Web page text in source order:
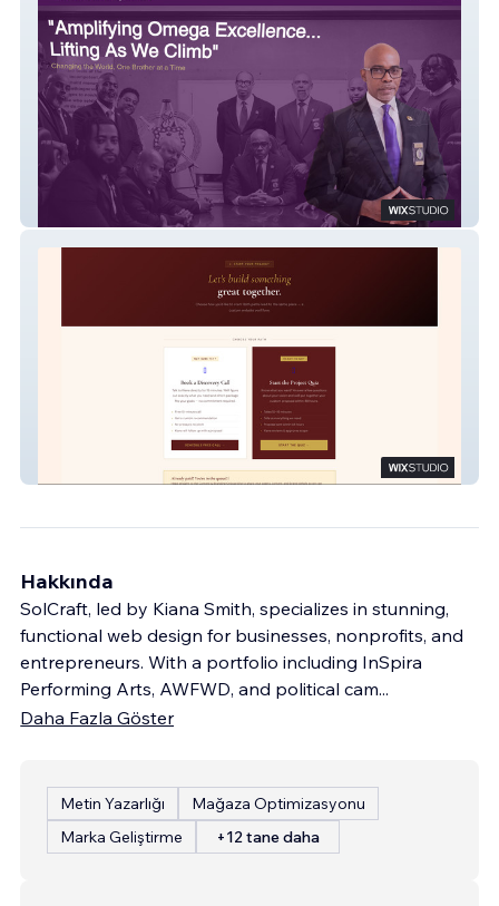
Vote4Leon
Hakkında
SolCraft, led by Kiana Smith, specializes in stunning,
functional web design for businesses, nonprofits, and
entrepreneurs. With a portfolio including InSpira
Performing Arts, AWFWD, and political cam...
Daha Fazla Göster
Metin Yazarlığı
Mağaza Optimizasyonu
Marka Geliştirme
+12 tane daha